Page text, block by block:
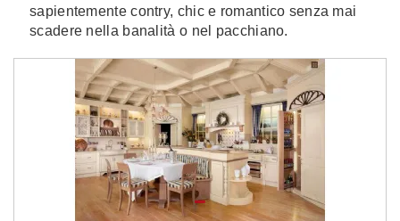
sapientemente contry, chic e romantico senza mai
scadere nella banalità o nel pacchiano.